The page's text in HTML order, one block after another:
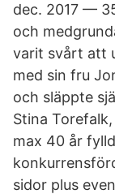
dec. 2017 —
och
varit svårt att
med sin fru
och släppte
Stina
max 40 år
sidor plus